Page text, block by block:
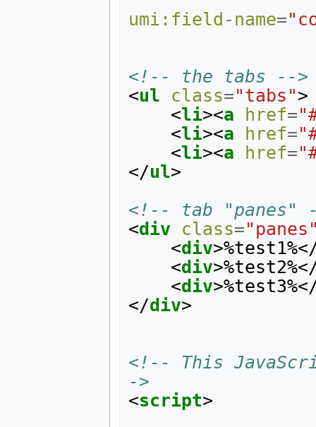
umi:field-name=
<!-- the tabs -->
<ul class="tabs">
<li><a href=
<li><a href=
<li><a href=
</ul>
<!-- tab "panes"
<div class=
<div>%test1%
<div>%test2%
<div>%test3%
</div>
<!-- This
->
<script>